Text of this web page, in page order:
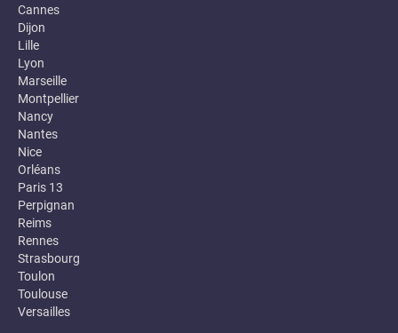
Cannes
Dijon
Lille
Lyon
Marseille
Montpellier
Nancy
Nantes
Nice
Orléans
Paris 13
Perpignan
Reims
Rennes
Strasbourg
Toulon
Toulouse
Versailles